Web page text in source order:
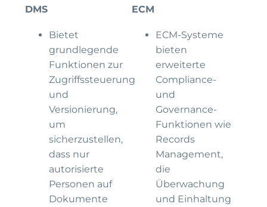
DMS
Bietet
grundlegende
Funktionen zur
Zugriffssteuerung
und
Versionierung,
um
sicherzustellen,
dass nur
autorisierte
Personen auf
Dokumente
ECM
ECM-Systeme
bieten
erweiterte
Compliance-
und
Governance-
Funktionen wie
Records
Management,
die
Überwachung
und Einhaltung